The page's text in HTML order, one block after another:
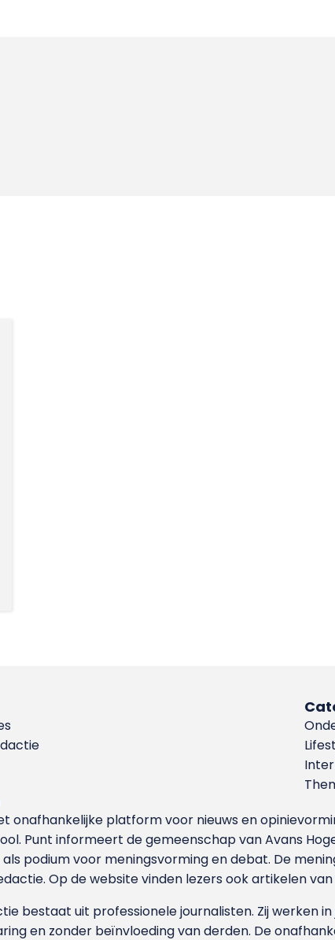
onafhankelijke platform voor nieuws en
Punt informeert de gemeenschap van Avans
podium voor meningsvorming en debat. De
Op de website vinden lezers ook artikelen
bestaat uit professionele journalisten. Zij werken
en zonder beïnvloeding van derden. De